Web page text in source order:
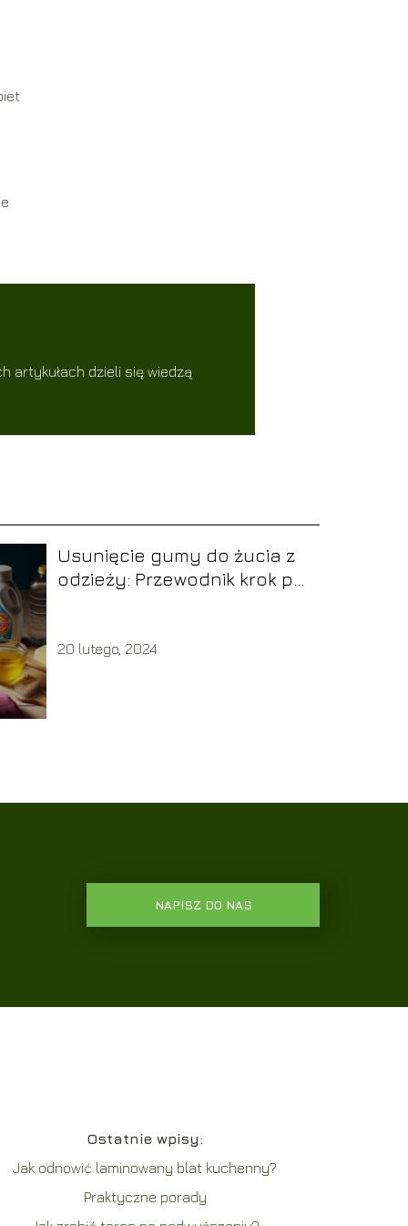
artykułach dzieli się wiedzą
Usunięcie gumy do żucia z
odzieży: Przewodnik krok po
20 lutego, 2024
NAPISZ DO NAS
Ostatnie wpisy:
Jak odnowić laminowany blat kuchenny?
Praktyczne porady